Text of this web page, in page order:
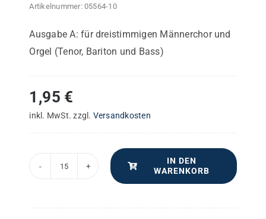
Artikelnummer: 05564-10
Ausgabe A: für dreistimmigen Männerchor und
Orgel (Tenor, Bariton und Bass)
1,95 €
inkl. MwSt. zzgl. Versandkosten
IN DEN
WARENKORB